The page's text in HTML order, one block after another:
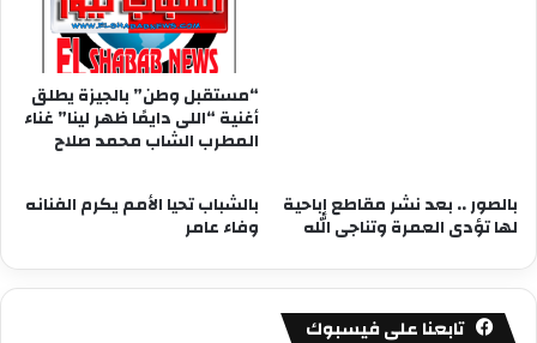
“مستقبل وطن” بالجيزة يطلق
أغنية “اللى دايمًا ظهر لينا” غناء
المطرب الشاب محمد صلاح
بالصور .. بعد نشر مقاطع إباحية
لها تؤدى العمرة وتناجى الله
بالشباب تحيا الأمم يكرم الفنانه
وفاء عامر
تابعنا على فيسبوك